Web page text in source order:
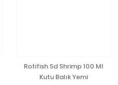
Rotifish Sd Shrimp 100 Ml
Kutu Balık Yemi